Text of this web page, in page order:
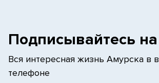
Подписывайтесь
Вся интересная жизнь Амурска в
телефоне